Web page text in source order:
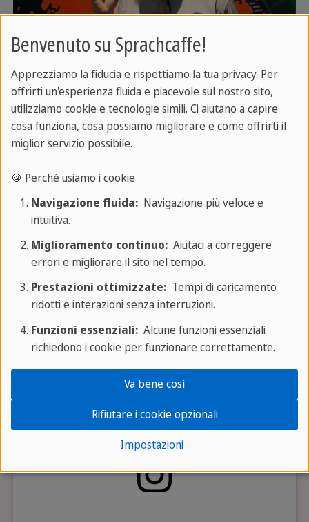
viene caricato e riprodotto dal fornitore terzo.
La privacy è importante per noi. Solo quando clicchi, il video
Benvenuto su Sprachcaffe!
Apprezziamo la fiducia e rispettiamo la tua privacy. Per
offrirti un'esperienza fluida e piacevole sul nostro sito,
utilizziamo cookie e tecnologie simili. Ci aiutano a capire
cosa funziona, cosa possiamo migliorare e come offrirti il
miglior servizio possibile.
🍪 Perché usiamo i cookie
Navigazione fluida:Navigazione più veloce e
intuitiva.
Miglioramento continuo:Aiutaci a correggere
errori e migliorare il sito nel tempo.
Prestazioni ottimizzate:Tempi di caricamento
ridotti e interazioni senza interruzioni.
Funzioni essenziali:Alcune funzioni essenziali
richiedono i cookie per funzionare correttamente.
Impostazioni
Rifiutare i cookie opzionali
Va bene così